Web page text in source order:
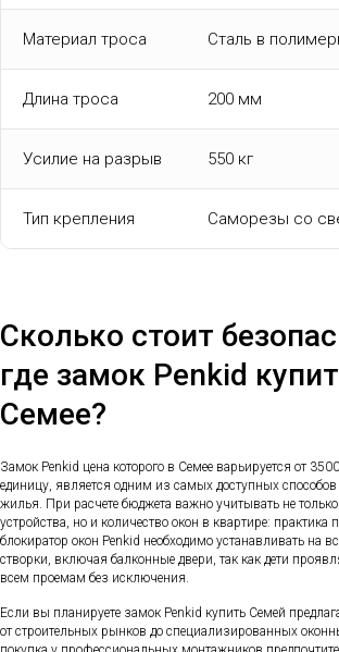
Материал троса Сталь в
Длина троса 200 мм
Усилие на разрыв 550 кг
Тип крепления Саморезы со
Сколько стоит
где замок Penkid
Семее?
Замок Penkid цена которого в Семее варьируется от
единицу, является одним из самых доступных
жилья. При расчете бюджета важно учитывать не
устройства, но и количество окон в квартире: практика
блокиратор окон Penkid необходимо устанавливать на
створки, включая балконные двери, так как дети
всем проемам без исключения.
Если вы планируете замок Penkid купить Семей
от строительных рынков до специализированных